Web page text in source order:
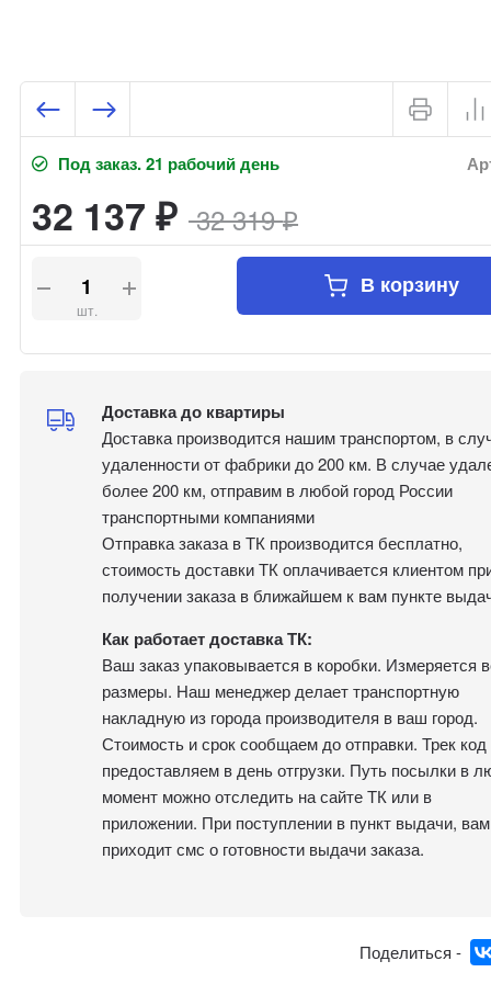
Под заказ. 21 рабочий день
32 137₽ 32 319₽
шт.
В корзину
Доставка до квартиры
Доставка производится нашим транспортом, в
удаленности от фабрики до 200 км. В случае
более 200 км, отправим в любой город России
транспортными компаниями
Отправка заказа в ТК производится бесплатно,
стоимость доставки ТК оплачивается клиентом
получении заказа в ближайшем к вам пункте
Как работает доставка ТК:
Ваш заказ упаковывается в коробки. Измеряется
размеры. Наш менеджер делает транспортную
накладную из города производителя в ваш город.
Стоимость и срок сообщаем до отправки. Трек код
предоставляем в день отгрузки. Путь посылки в
момент можно отследить на сайте ТК или в
приложении. При поступлении в пункт выдачи, вам
приходит смс о готовности выдачи заказа.
Поделиться -